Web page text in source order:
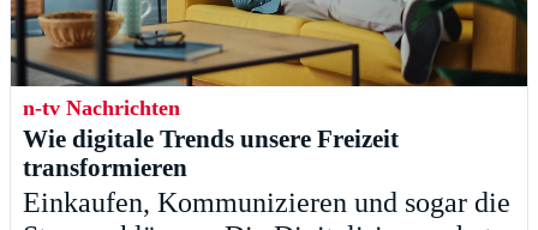
n-tv Nachrichten
Wie digitale Trends unsere Freizeit
transformieren
Einkaufen, Kommunizieren und sogar die